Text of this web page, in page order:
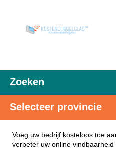
Zoeken
Selecteer provincie
Voeg uw bedrijf kosteloos toe
verbeter uw online vindbaarheid